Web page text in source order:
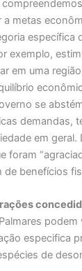
metas
específica
exemplo,
em uma
se
demandas,
em geral.
foram
de benefícios
podem
especifica
de